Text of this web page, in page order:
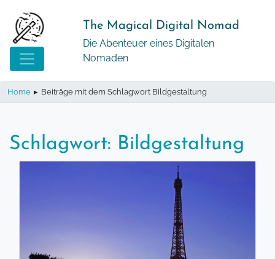
zum
Inhalt
The Magical Digital Nomad
Die Abenteuer eines Digitalen
Nomaden
Home ▸ Beiträge mit dem Schlagwort Bildgestaltung
Schlagwort: Bildgestaltung